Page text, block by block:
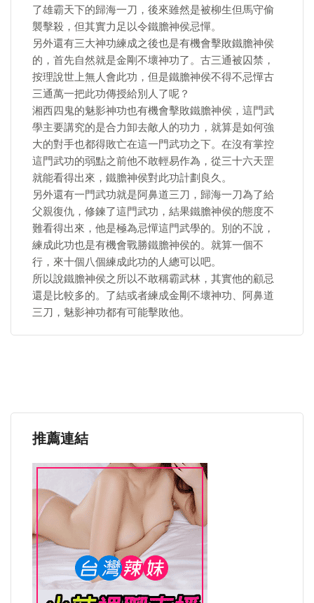
了雄霸天下的歸海一刀，後來雖然是被柳生但馬守偷
襲擊殺，但其實力足以令鐵膽神侯忌憚。
另外還有三大神功練成之後也是有機會擊敗鐵膽神侯
的，首先自然就是金剛不壞神功了。古三通被囚禁，
按理說世上無人會此功，但是鐵膽神侯不得不忌憚古
三通萬一把此功傳授給別人了呢？
湘西四鬼的魅影神功也有機會擊敗鐵膽神侯，這門武
學主要講究的是合力卸去敵人的功力，就算是如何強
大的對手也都得敗亡在這一門武功之下。在沒有掌控
這門武功的弱點之前他不敢輕易作為，從三十六天罡
就能看得出來，鐵膽神侯對此功計劃良久。
另外還有一門武功就是阿鼻道三刀，歸海一刀為了給
父親復仇，修鍊了這門武功，結果鐵膽神侯的態度不
難看得出來，他是極為忌憚這門武學的。別的不說，
練成此功也是有機會戰勝鐵膽神侯的。就算一個不
行，來十個八個練成此功的人總可以吧。
所以說鐵膽神侯之所以不敢稱霸武林，其實他的顧忌
還是比較多的。了結或者練成金剛不壞神功、阿鼻道
三刀，魅影神功都有可能擊敗他。
推薦連結